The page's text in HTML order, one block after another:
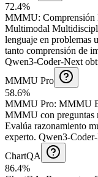
72.4%
MMMU:
Multimodal
lenguaje en problemas
tanto comprensión de
Qwen3-Coder-Next
MMMU Pro
58.6%
MMMU Pro: MMMU
MMMU con preguntas
Evalúa razonamiento
experto. Qwen3-
ChartQA
86.4%